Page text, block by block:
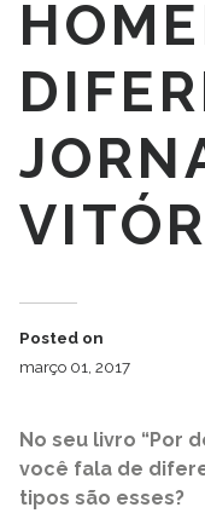
Posted on
março 01, 2017
No seu livro “Por
você fala de
tipos são esses?